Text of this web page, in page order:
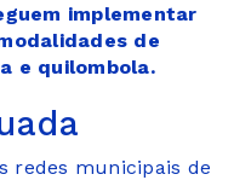
implementar
de
e quilombola.
redes municipais de